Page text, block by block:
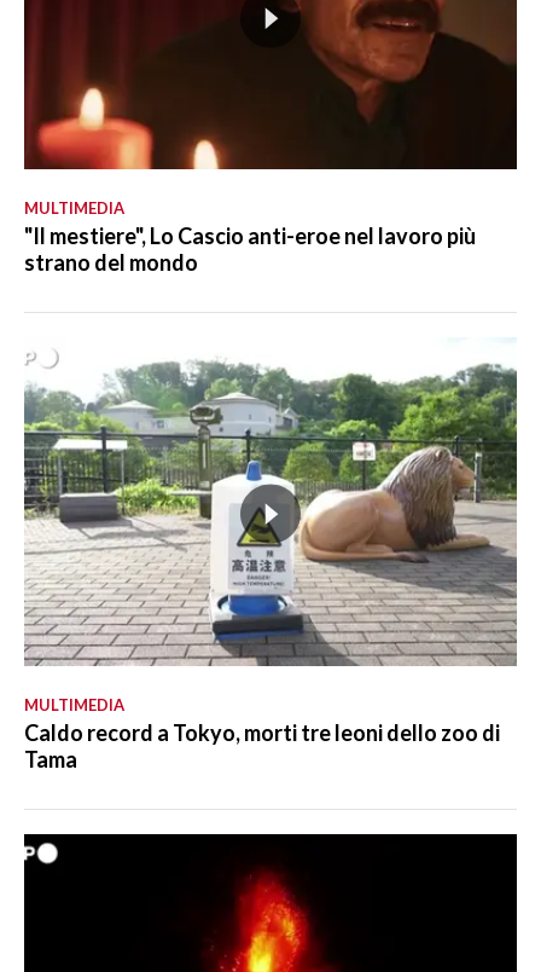
MULTIMEDIA
"Il mestiere", Lo Cascio anti-eroe nel lavoro più
strano del mondo
MULTIMEDIA
Caldo record a Tokyo, morti tre leoni dello zoo di
Tama